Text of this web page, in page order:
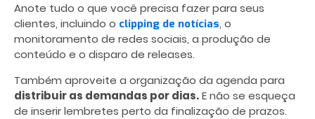
Anote tudo o que você precisa fazer para seus
clientes, incluindo o clipping de notícias, o
monitoramento de redes sociais, a produção de
conteúdo e o disparo de releases.
Também aproveite a organização da agenda para
distribuir as demandas por dias.E não se esqueça
de inserir lembretes perto da finalização de prazos.